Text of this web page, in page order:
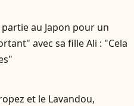
au Japon pour un
avec sa fille Ali : "Cela
et le Lavandou,